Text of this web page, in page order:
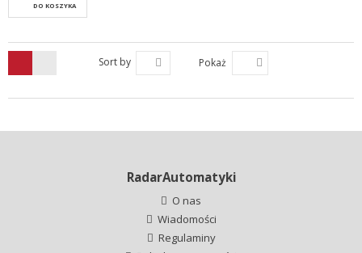
DO KOSZYKA
Sort by Pokaż
RadarAutomatyki
O nas
Wiadomości
Regulaminy